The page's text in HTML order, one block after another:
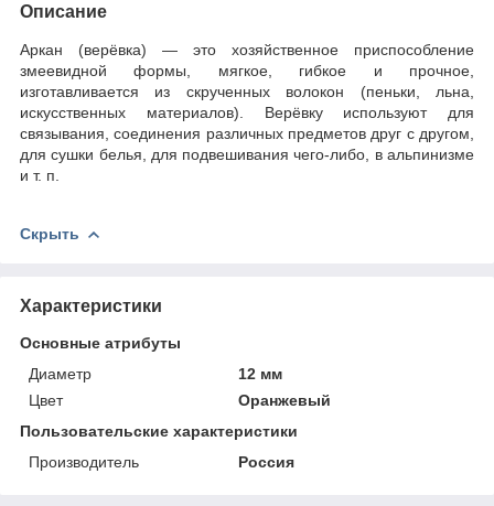
Описание
Аркан (верёвка) — это хозяйственное приспособление
змеевидной формы, мягкое, гибкое и прочное,
изготавливается из скрученных волокон (пеньки, льна,
искусственных материалов). Верёвку используют для
связывания, соединения различных предметов друг с другом,
для сушки белья, для подвешивания чего-либо, в альпинизме
и т. п.
Скрыть
Характеристики
Основные атрибуты
Диаметр
12 мм
Цвет
Оранжевый
Пользовательские характеристики
Производитель
Россия